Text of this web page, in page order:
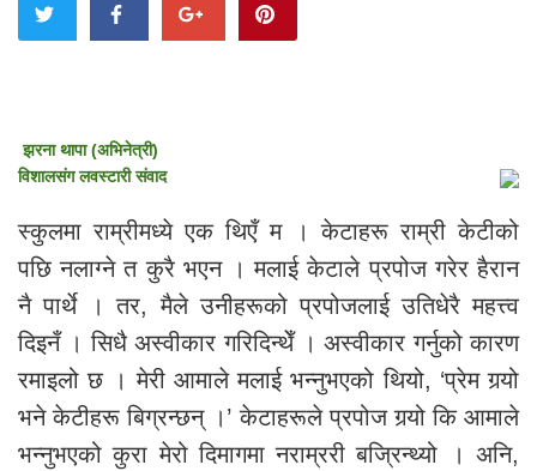
झरना थापा (अभिनेत्री)
विशालसंग लवस्टारी संवाद
स्कुलमा राम्रीमध्ये एक थिएँ म । केटाहरू राम्री केटीको
पछि नलाग्ने त कुरै भएन । मलाई केटाले प्रपोज गरेर हैरान
नै पार्थे । तर, मैले उनीहरूको प्रपोजलाई उतिधेरै महत्त्व
दिइनँ । सिधै अस्वीकार गरिदिन्थेँ । अस्वीकार गर्नुको कारण
रमाइलो छ । मेरी आमाले मलाई भन्नुभएको थियो, ‘प्रेम गर्‍यो
भने केटीहरू बिग्रन्छन् ।’ केटाहरूले प्रपोज गर्‍यो कि आमाले
भन्नुभएको कुरा मेरो दिमागमा नराम्ररी बज्रिन्थ्यो । अनि,